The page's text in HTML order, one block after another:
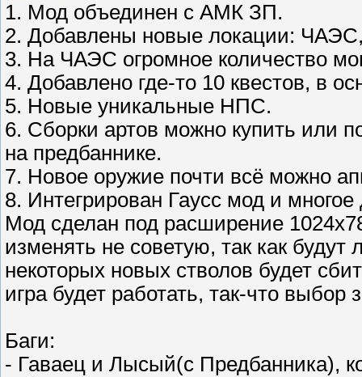
1. Мод объединен с АМК ЗП.
2. Добавлены новые локации:
3. На ЧАЭС огромное количество
4. Добавлено где-то 10 квестов, в
5. Новые уникальные НПС.
6. Сборки артов можно купить или
на предбаннике.
7. Новое оружие почти всё можно
8. Интегрирован Гаусс мод и многое
Мод сделан под расширение
изменять не советую, так как
некоторых новых стволов будет
игра будет работать, так-что выбор
Баги:
- Гаваец и Лысый(с Предбанника),